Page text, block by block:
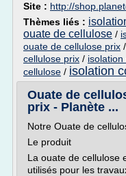
Site : http://
Thèmes liés :
ouate de cellulose /
ouate de cellulose prix /
cellulose prix /
cellulose / isolation
Ouate de
prix - Planète ...
Notre Ouate de
Le produit
La ouate de cellulose
utilisés pour les